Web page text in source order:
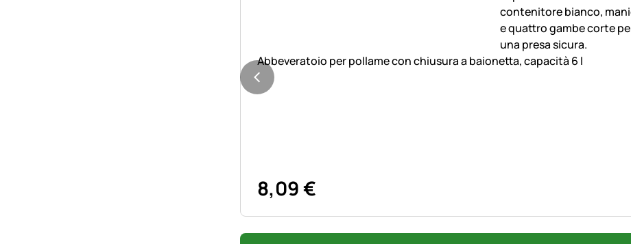
Abbeveratoio per pollame con chiusura a baionetta, capacità 6 l
8,09€